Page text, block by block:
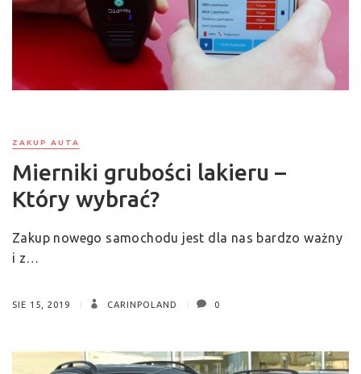
ZAKUP AUTA
Mierniki grubości lakieru –
Który wybrać?
Zakup nowego samochodu jest dla nas bardzo ważny
i z…
SIE 15, 2019 CARINPOLAND 0